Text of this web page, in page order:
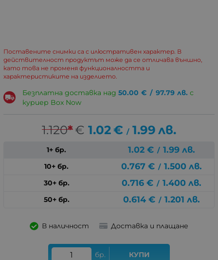
Поставените снимки са с илюстративен характер. В
действителност продуктът може да се отличава външно,
като това не променя функционалността и
характеристиките на изделието.
Безплатна доставка над 50.00 € / 97.79 лв. с
куриер Box Now
1.120*€ 1.02€ / 1.99 лв.
1+ бр. 1.02 € / 1.99 лв.
10+ бр. 0.767 € / 1.500 лв.
30+ бр. 0.716 € / 1.400 лв.
50+ бр. 0.614 € / 1.201 лв.
В наличност Доставка и плащане
бр. КУПИ